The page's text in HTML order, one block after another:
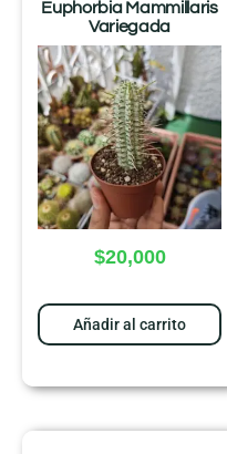
Euphorbia Mammillaris
Variegada
$20,000
Añadir al carrito